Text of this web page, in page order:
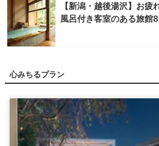
【新潟・越後湯沢】お
風呂付き客室のある旅館
心みちるプラン